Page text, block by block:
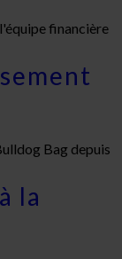
financière
Bag depuis
la